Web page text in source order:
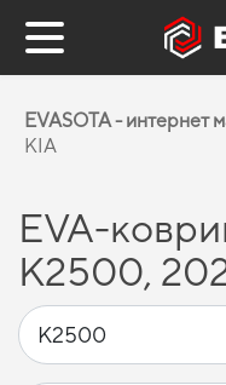
EVASOTA - интернет
KIA
EVA-
K2500,